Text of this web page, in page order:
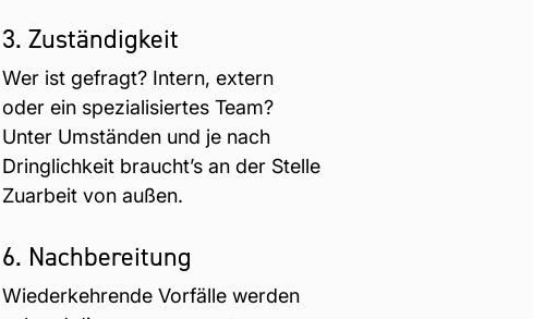
3. Zuständigkeit
Wer ist gefragt? Intern, extern
oder ein spezialisiertes Team?
Unter Umständen und je nach
Dringlichkeit braucht’s an der Stelle
Zuarbeit von außen.
6. Nachbereitung
Wiederkehrende Vorfälle werden